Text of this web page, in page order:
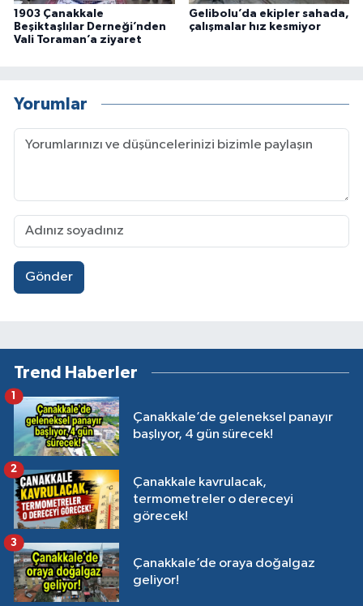
1903 Çanakkale
Beşiktaşlılar Derneği’nden
Vali Toraman’a ziyaret
Gelibolu’da ekipler sahada,
çalışmalar hız kesmiyor
Yorumlar
Gönder
Trend Haberler
Çanakkale’de geleneksel panayır
başlıyor, 4 gün sürecek!
1
Çanakkale kavrulacak,
termometreler o dereceyi
görecek!
2
Çanakkale’de oraya doğalgaz
geliyor!
3